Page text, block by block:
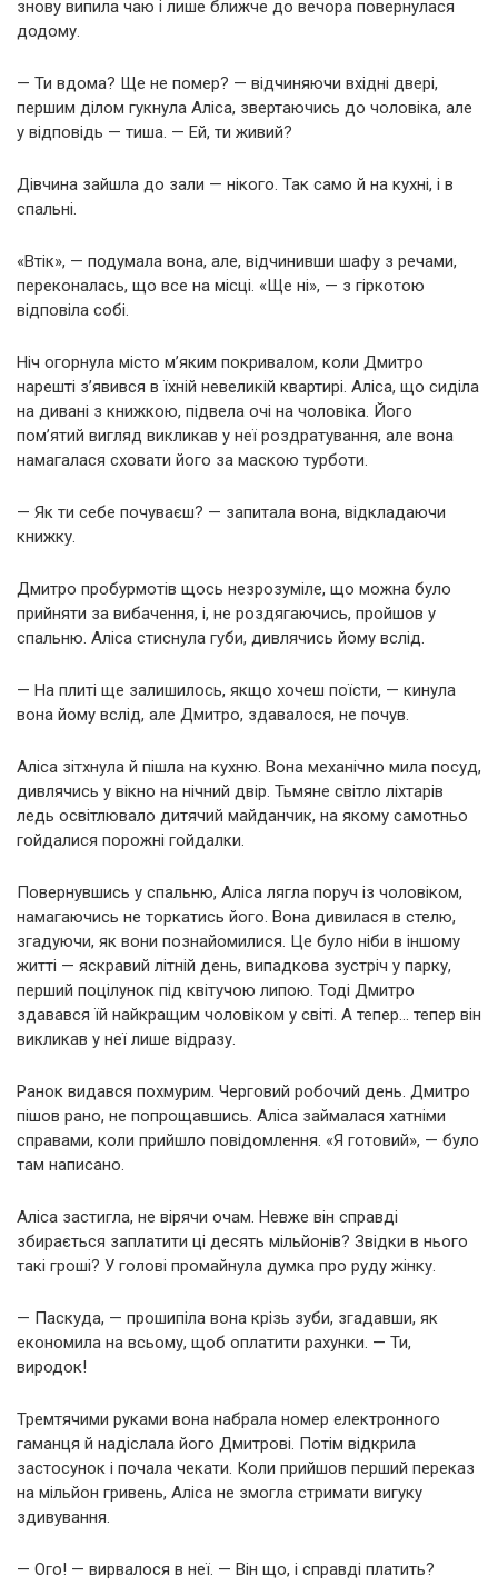
знову випила чаю і лише ближче до вечора повернулася
додому.
— Ти вдома? Ще не помер? — відчиняючи вхідні двері,
першим ділом гукнула Аліса, звертаючись до чоловіка, але
у відповідь — тиша. — Ей, ти живий?
Дівчина зайшла до зали — нікого. Так само й на кухні, і в
спальні.
«Втік», — подумала вона, але, відчинивши шафу з речами,
переконалась, що все на місці. «Ще ні», — з гіркотою
відповіла собі.
Ніч огорнула місто м’яким покривалом, коли Дмитро
нарешті з’явився в їхній невеликій квартирі. Аліса, що сиділа
на дивані з книжкою, підвела очі на чоловіка. Його
пом’ятий вигляд викликав у неї роздратування, але вона
намагалася сховати його за маскою турботи.
— Як ти себе почуваєш? — запитала вона, відкладаючи
книжку.
Дмитро пробурмотів щось незрозуміле, що можна було
прийняти за вибачення, і, не роздягаючись, пройшов у
спальню. Аліса стиснула губи, дивлячись йому вслід.
— На плиті ще залишилось, якщо хочеш поїсти, — кинула
вона йому вслід, але Дмитро, здавалося, не почув.
Аліса зітхнула й пішла на кухню. Вона механічно мила посуд,
дивлячись у вікно на нічний двір. Тьмяне світло ліхтарів
ледь освітлювало дитячий майданчик, на якому самотньо
гойдалися порожні гойдалки.
Повернувшись у спальню, Аліса лягла поруч із чоловіком,
намагаючись не торкатись його. Вона дивилася в стелю,
згадуючи, як вони познайомилися. Це було ніби в іншому
житті — яскравий літній день, випадкова зустріч у парку,
перший поцілунок під квітучою липою. Тоді Дмитро
здавався їй найкращим чоловіком у світі. А тепер… тепер він
викликав у неї лише відразу.
Ранок видався похмурим. Черговий робочий день. Дмитро
пішов рано, не попрощавшись. Аліса займалася хатніми
справами, коли прийшло повідомлення. «Я готовий», — було
там написано.
Аліса застигла, не вірячи очам. Невже він справді
збирається заплатити ці десять мільйонів? Звідки в нього
такі гроші? У голові промайнула думка про руду жінку.
— Паскуда, — прошипіла вона крізь зуби, згадавши, як
економила на всьому, щоб оплатити рахунки. — Ти,
виродок!
Тремтячими руками вона набрала номер електронного
гаманця й надіслала його Дмитрові. Потім відкрила
застосунок і почала чекати. Коли прийшов перший переказ
на мільйон гривень, Аліса не змогла стримати вигуку
здивування.
— Ого! — вирвалося в неї. — Він що, і справді платить?